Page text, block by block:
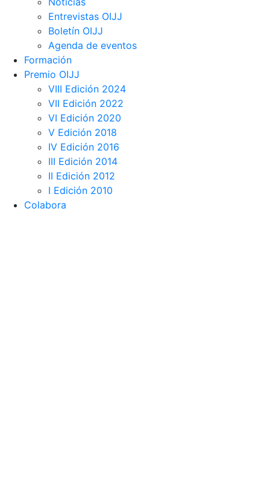
Entrevistas OIJJ
Boletín OIJJ
Agenda de eventos
Formación
Premio OIJJ
VIII Edición 2024
VII Edición 2022
VI Edición 2020
V Edición 2018
IV Edición 2016
III Edición 2014
II Edición 2012
I Edición 2010
Colabora